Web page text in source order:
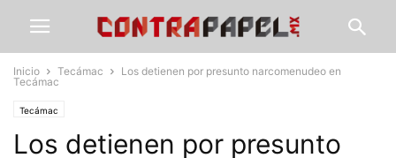
Inicio Tecámac
Los detienen por presunto narcomenudeo en
Tecámac
Tecámac
Los detienen por presunto